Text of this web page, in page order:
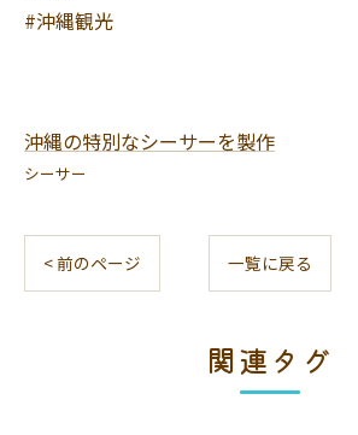
#沖縄観光
沖縄の特別なシーサーを製作
シーサー
< 前のページ 一覧に戻る
関連タグ